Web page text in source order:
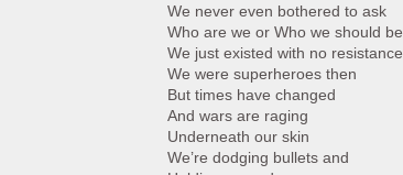
We never even bothered to ask
Who are we or Who we should be
We just existed with no resistance
We were superheroes then
But times have changed
And wars are raging
Underneath our skin
We’re dodging bullets and